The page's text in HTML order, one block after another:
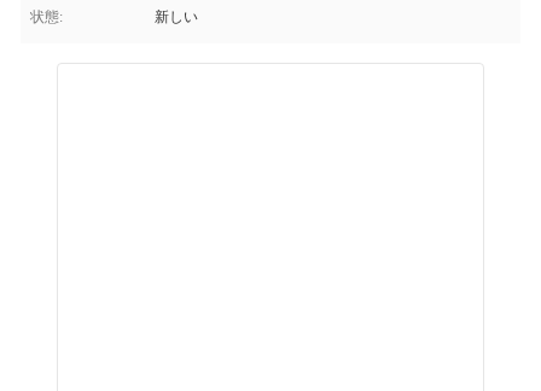
状態:
新しい